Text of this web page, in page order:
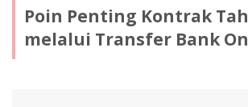
Poin Penting Kontrak
melalui Transfer Bank